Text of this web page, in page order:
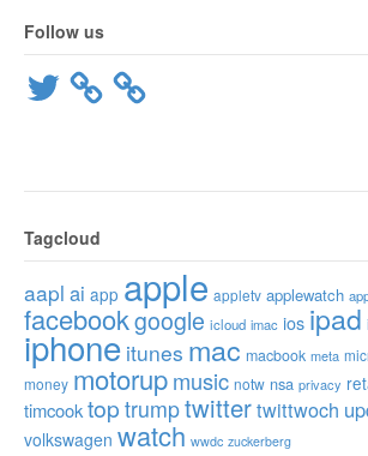
Follow us
Twitter
Tagcloud
aapl ai app apple appletv applewatch
facebookgoogle icloud imac ios ipad
iphone itunes mac macbook meta
money motorupmusic notw nsa privacy
timcooktop trumptwittertwittwoch
volkswagen watch wwdc zuckerberg